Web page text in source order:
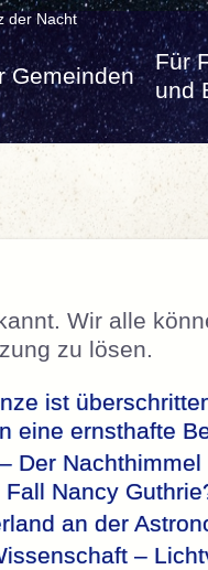
der Nacht
Gemeinden
Für
und
Wir alle
zu lösen.
ist
eine ernsthafte
Der
Nancy
an der
–